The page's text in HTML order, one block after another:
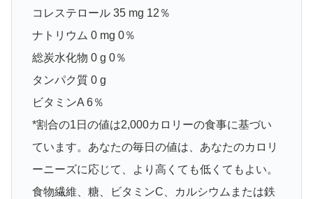
コレステロール 35 mg 12％
ナトリウム 0 mg 0％
総炭水化物 0 g 0％
タンパク質 0 g
ビタミンA 6％
*割合の1日の値は2,000カロリーの食事に基づい
ています。あなたの毎日の値は、あなたのカロリ
ーニーズに応じて、より高くても低くてもよい。
食物繊維、糖、ビタミンC、カルシウムまたは鉄